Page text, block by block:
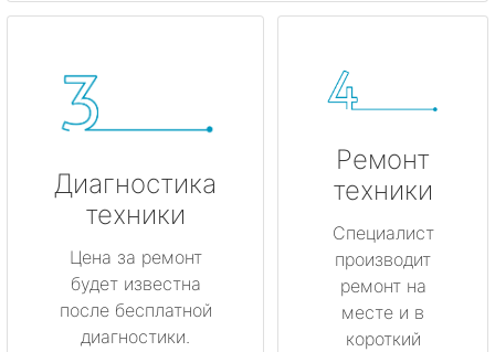
Диагностика
техники
Цена за ремонт
будет известна
после бесплатной
диагностики.
Ремонт
техники
Специалист
производит
ремонт на
месте и в
короткий